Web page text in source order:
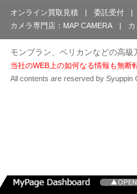
オンライン買取見積 | 委託受付 |
カメラ専門店：MAP CAMERA
|
モンブラン、ペリカンなどの高
当社のWEB上の如何なる情報も無断
All contents are reserved by Syuppin